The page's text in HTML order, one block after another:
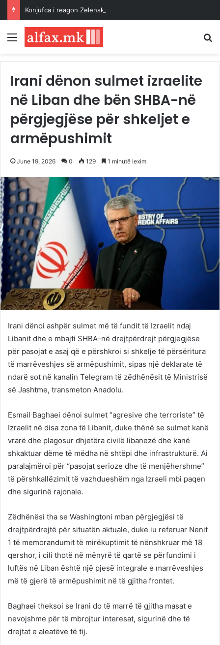
Menu
Irani dënon sulmet izraelite
në Liban dhe bën SHBA-në
përgjegjëse për shkeljet e
armëpushimit
June 19, 2026 0 129 1 minutë lexim
Irani dënoi ashpër sulmet më të fundit të Izraelit ndaj
Libanit dhe e mbajti SHBA-në drejtpërdrejt përgjegjëse
për pasojat e asaj që e përshkroi si shkelje të përsëritura
të marrëveshjes së armëpushimit, sipas një deklarate të
ndarë sot në kanalin Telegram të zëdhënësit të Ministrisë
së Jashtme, transmeton Anadolu.
Esmail Baghaei dënoi sulmet “agresive dhe terroriste” të
Izraelit në disa zona të Libanit, duke thënë se sulmet kanë
vrarë dhe plagosur dhjetëra civilë libanezë dhe kanë
shkaktuar dëme të mëdha në shtëpi dhe infrastrukturë. Ai
paralajmëroi për “pasojat serioze dhe të menjëhershme”
të përshkallëzimit të vazhdueshëm nga Izraeli mbi paqen
dhe sigurinë rajonale.
Zëdhënësi tha se Washingtoni mban përgjegjësi të
drejtpërdrejtë për situatën aktuale, duke iu referuar Nenit
1 të memorandumit të mirëkuptimit të nënshkruar më 18
qershor, i cili thotë në mënyrë të qartë se përfundimi i
luftës në Liban është një pjesë integrale e marrëveshjes
më të gjerë të armëpushimit në të gjitha frontet.
Baghaei theksoi se Irani do të marrë të gjitha masat e
nevojshme për të mbrojtur interesat, sigurinë dhe të
drejtat e aleatëve të tij.